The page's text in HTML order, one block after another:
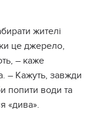
жителі
це джерело,
– каже
– Кажуть, завжди
попити води та
«дива».